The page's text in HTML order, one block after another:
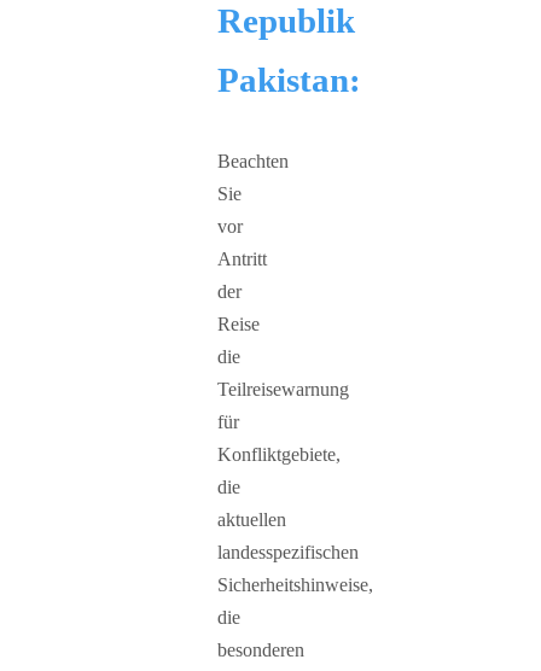
Republik
Pakistan:
Beachten
Sie
vor
Antritt
der
Reise
die
Teilreisewarnung
für
Konfliktgebiete,
die
aktuellen
landesspezifischen
Sicherheitshinweise,
die
besonderen